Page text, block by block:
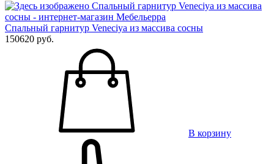
Спальный гарнитур Veneciya из массива сосны
150620 руб.
В корзину